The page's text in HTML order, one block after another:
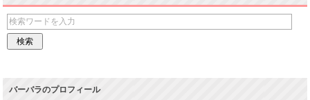
バーバラのプロフィール